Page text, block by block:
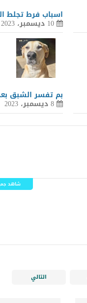
اسباب فرط تجلط
10 ديسمبر، 2023
بم تفسر الشبق
8 ديسمبر، 2023
شاهد
التالي